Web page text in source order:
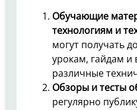
Обучающие
технологиям и
могут получать
урокам, гайдам и
различные
Обзоры и тесты
регулярно